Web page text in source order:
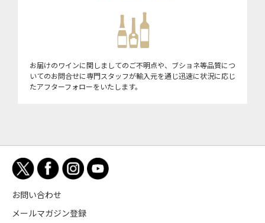
お届けのワインに関しましてのご不明点や、ブショネ等品質につ
いてのお問合せに専門スタッフが輸入元を通じ迅速に状況に応じ
たアフターフォローをいたします。
お問い合わせ
メールマガジン登録